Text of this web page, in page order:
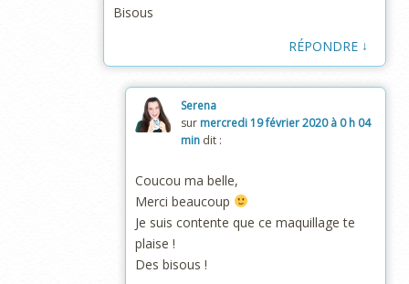
Bisous
RÉPONDRE ↓
Serena
sur mercredi 19 février 2020 à 0 h 04
min dit :
Coucou ma belle,
Merci beaucoup
Je suis contente que ce maquillage te
plaise !
Des bisous !